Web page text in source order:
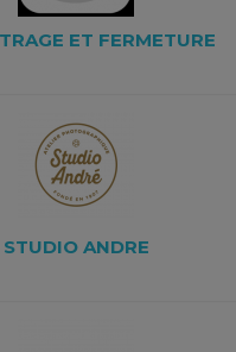
ET FERMETURE
STUDIO ANDRE